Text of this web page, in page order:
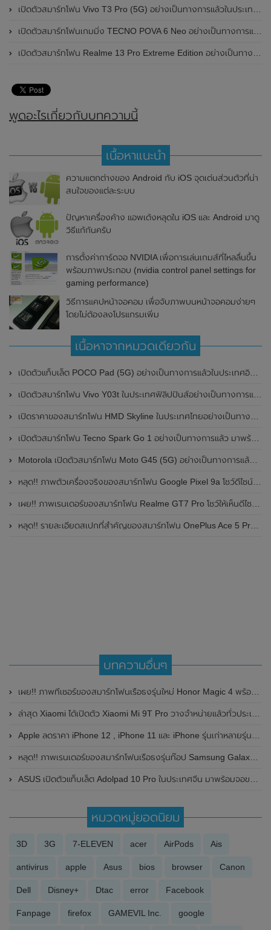
เปิดตัวสมาร์ทโฟน Vivo T3 Pro (5G) อย่างเป็นทางการแล้วในประเทศอินเดีย
เปิดตัวสมาร์ทโฟนเกมมิ่ง TECNO POVA 6 Neo อย่างเป็นทางการแล้วในประเทศไทย ในราคา 8,499 บาท
เปิดตัวสมาร์ทโฟน Realme 13 Pro Extreme Edition อย่างเป็นทางการแล้วในประเทศจีน
พูดอะไรเกี่ยวกับบทความนี้
เนื้อหาแนะนำ
ความแตกต่างของ Android กับ iOS จุดเด่นส่วนตัวที่น่า
สนใจของแต่ละระบบ
ปัญหาเครื่องค้าง แอพเด้งหลุดใน iOS และ Android มาดู
วิธีแก้กันครับ
การตั้งค่าการ์ดจอ NVIDIA เพื่อการเล่นเกมส์ที่ไหลลื่นขึ้น
พร้อมภาพประกอบ (nvidia control panel settings for
gaming performance)
วิธีการแคปหน้าจอคอม เพื่อจับภาพบนหน้าจอคอมง่ายๆ
โดยไม่ต้องลงโปรแกรมเพิ่ม
เนื้อหาจากหมวดเดียวกัน
เปิดตัวแท็บเล็ต POCO Pad (5G) อย่างเป็นทางการแล้วในประเทศอินเดีย มาพร้อมชิปเซ็ต Snapdragon 7s Gen 2 ของ Qualcomm และรองรับเครือข่าย 5G
เปิดตัวสมาร์ทโฟน Vivo Y03t ในประเทศฟิลิปปินส์อย่างเป็นทางการแล้ว มาพร้อมชิปเซ็ต Unisoc T612 , กล้องหลัง ความละเอียด 13MP , แบตเตอรี่ 5,000mAh และหน้าจอแสดงผล LCD / 90Hz
เปิดราคาของสมาร์ทโฟน HMD Skyline ในประเทศไทยอย่างเป็นทางการแล้ว ราคา 14,990 บาท
เปิดตัวสมาร์ทโฟน Tecno Spark Go 1 อย่างเป็นทางการแล้ว มาพร้อมหน้าจอแสดงผล LCD / 120Hz , แบตเตอรี่ 5,000mAh และใช้ชิปเซ็ต Unisoc
Motorola เปิดตัวสมาร์ทโฟน Moto G45 (5G) อย่างเป็นทางการแล้วในอินเดีย
หลุด!! ภาพตัวเครื่องจริงของสมาร์ทโฟน Google Pixel 9a โชว์ดีไซน์ใหม่ กล้องหลังแบนราบ ไม่มีกรอบของกล้องแล้ว
เผย!! ภาพเรนเดอร์ของสมาร์ทโฟน Realme GT7 Pro โชว์ให้เห็นดีไซน์ใหม่ พร้อมเผยรายละเอียดสเปกที่สำคัญบางส่วน
หลุด!! รายละเอียดสเปกที่สำคัญของสมาร์ทโฟน OnePlus Ace 5 Pro คาดเปิดตัวในเดือนพฤศจิกายน 2024 นี้
บทความอื่นๆ
เผย!! ภาพทีเซอร์ของสมาร์ทโฟนเรือธงรุ่นใหม่ Honor Magic 4 พร้อมเผยผลคะแนนบน Geekbench
ล่าสุด Xiaomi ได้เปิดตัว Xiaomi Mi 9T Pro วางจำหน่ายแล้วทั่วประเทศ
Apple ลดราคา iPhone 12 , iPhone 11 และ iPhone รุ่นเก่าหลายรุ่น บางรุ่นก็เลิกจำหน่าย หลังจากเปิดตัว iPhone 13 อย่างเป็นทางการ
หลุด!! ภาพเรนเดอร์ของสมาร์ทโฟนเรือธงรุ่นท๊อป Samsung Galaxy S22 Ultra ที่มาพร้อมช่องใส่ปากกา S Pen และกล้องหลัง 4 ตัว
ASUS เปิดตัวแท็บเล็ต Adolpad 10 Pro ในประเทศจีน มาพร้อมจอขนาด 10.1 นิ้ว และชิปเซ็ต MediaTek 8183
หมวดหมู่ยอดนิยม
3D 3G 7-ELEVEN acer AirPods Ais
antivirus apple Asus bios browser Canon
Dell Disney+ Dtac error Facebook
Fanpage firefox GAMEVIL Inc. google